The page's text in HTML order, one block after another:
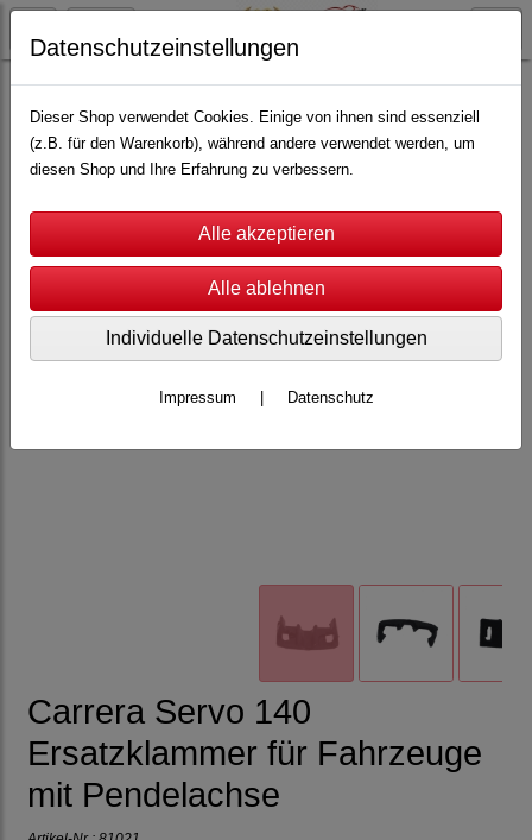
Carrera Servo Servo 140 Ersatzteile Pendelachse - V2 + V3
Carrera Servo 140
Ersatzklammer für Fahrzeuge
mit Pendelachse
Datenschutzeinstellungen
Dieser Shop verwendet Cookies. Einige von ihnen sind essenziell
(z.B. für den Warenkorb), während andere verwendet werden, um
diesen Shop und Ihre Erfahrung zu verbessern.
Individuelle Datenschutzeinstellungen
Impressum Datenschutz